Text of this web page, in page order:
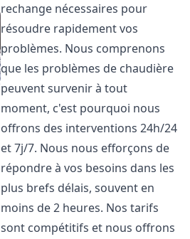
rechange nécessaires pour
résoudre rapidement vos
problèmes. Nous comprenons
que les problèmes de chaudière
peuvent survenir à tout
moment, c'est pourquoi nous
offrons des interventions 24h/24
et 7j/7. Nous nous efforçons de
répondre à vos besoins dans les
plus brefs délais, souvent en
moins de 2 heures. Nos tarifs
sont compétitifs et nous offrons